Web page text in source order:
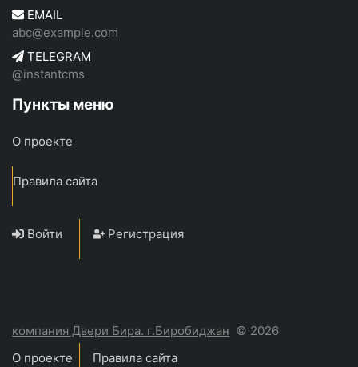
EMAIL
abc@example.com
TELEGRAM
@instantcms
Пункты меню
О проекте
Правила сайта
Войти Регистрация
компания Двери Бира. г.Биробиджан © 2026
О проекте
Правила сайта